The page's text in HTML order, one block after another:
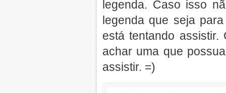
legenda. Caso isso
legenda que seja
está tentando
achar uma que
assistir. =)